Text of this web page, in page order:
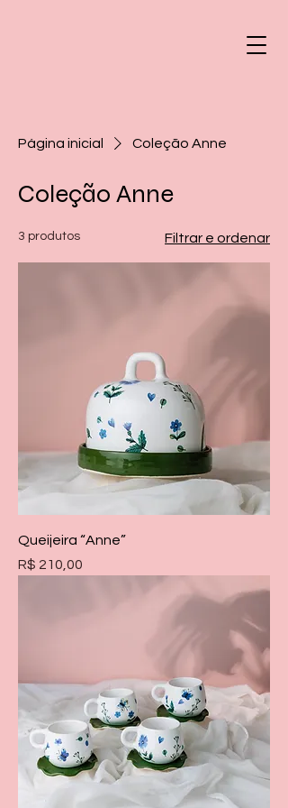
Página inicial Coleção Anne
Coleção Anne
3 produtos Filtrar e ordenar
Queijeira “Anne”
Preço
R$ 210,00